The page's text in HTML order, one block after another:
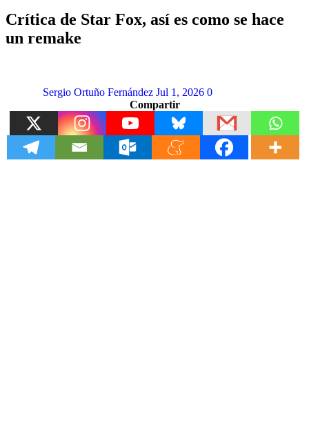
Crítica de Star Fox, así es como se hace
un remake
Sergio Ortuño Fernández Jul 1, 2026 0
Compartir